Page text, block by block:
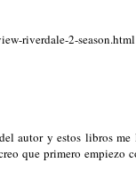
riverdale-2-season.html
autor y estos libros
que primero